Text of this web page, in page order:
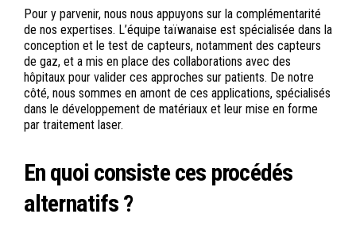
Pour y parvenir, nous nous appuyons sur la complémentarité
de nos expertises. L’équipe taïwanaise est spécialisée dans la
conception et le test de capteurs, notamment des capteurs
de gaz, et a mis en place des collaborations avec des
hôpitaux pour valider ces approches sur patients. De notre
côté, nous sommes en amont de ces applications, spécialisés
dans le développement de matériaux et leur mise en forme
par traitement laser.
En quoi consiste ces procédés
alternatifs ?